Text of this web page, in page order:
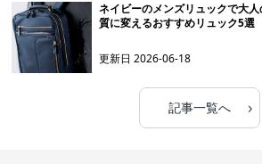
ネイビーのメンズリュックで大
質に変えるおすすめリュック5選
更新日2026-06-18
記事一覧へ ›